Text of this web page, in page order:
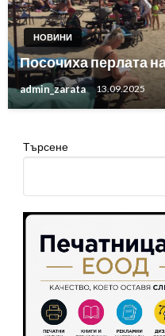
НОВИНИ
Посочиха перлата
admin_zarata 13.09.2025
Търсене